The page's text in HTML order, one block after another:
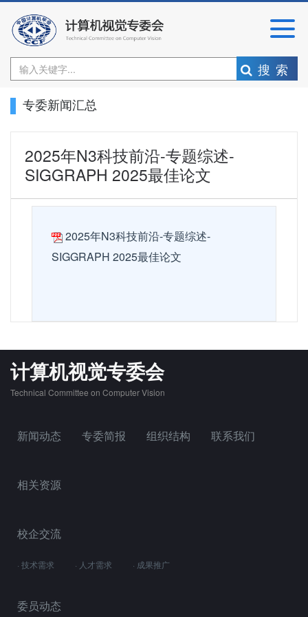
搜索
专委新闻汇总
2025年N3科技前沿-专题综述-
SIGGRAPH 2025最佳论文
2025年N3科技前沿-专题综述-
SIGGRAPH 2025最佳论文
计算机视觉专委会
Technical Committee on Computer Vision
新闻动态 专委简报 组织结构 联系我们
相关资源
校企交流
· 技术需求 · 人才需求 · 成果推广
委员动态